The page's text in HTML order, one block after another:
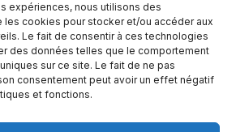
expériences, nous utilisons des
cookies pour stocker et/ou accéder aux
Le fait de consentir à ces technologies
des données telles que le comportement
sur ce site. Le fait de ne pas
consentement peut avoir un effet négatif
et fonctions.